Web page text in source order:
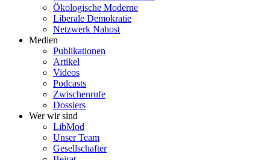
Ökolo­gische Moderne
Liberale Demokratie
Netzwerk Nahost
Medien
Publi­ka­tionen
Artikel
Videos
Podcasts
Zwischenrufe
Dossiers
Wer wir sind
LibMod
Unser Team
Gesell­schafter